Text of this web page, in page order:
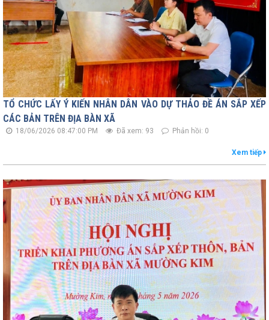
TỔ CHỨC LẤY Ý KIẾN NHÂN DÂN VÀO DỰ THẢO ĐỀ ÁN SẮP XẾP
CÁC BẢN TRÊN ĐỊA BÀN XÃ
18/06/2026 08:47:00 PM Đã xem: 93 Phản hồi: 0
Xem tiếp